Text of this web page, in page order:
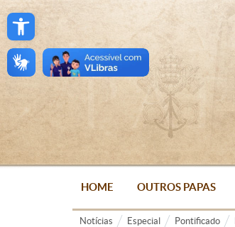
Open toolbar
HOME OUTROS PAPAS
Notícias Especial Pontificado